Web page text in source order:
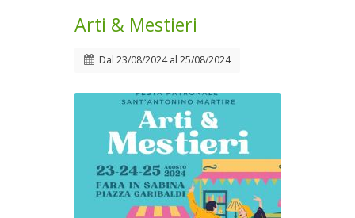
Arti & Mestieri
Dal 23/08/2024al 25/08/2024